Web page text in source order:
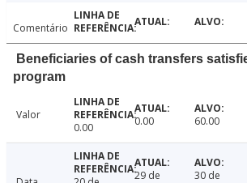
Comentário
Beneficiaries of cash transfers
program
Valor
0.00
0.00 60.00
29 de
30 de